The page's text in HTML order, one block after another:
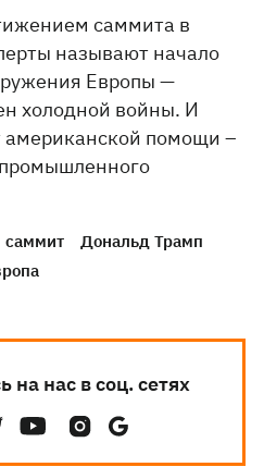
саммита в
называют начало
Европы —
холодной войны. И
американской помощи –
саммит
Дональд Трамп
на нас в соц. сетях